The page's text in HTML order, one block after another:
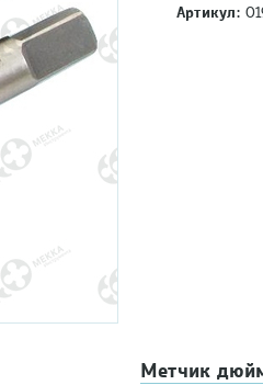
Артикул:
Метчик